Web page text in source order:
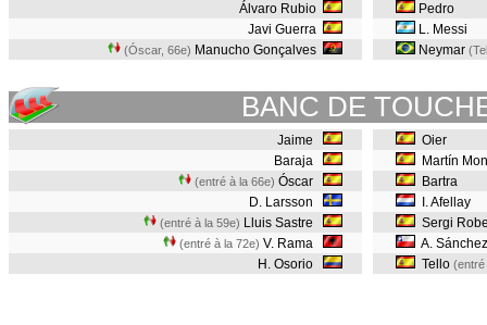
Álvaro Rubio
Javi Guerra
(Óscar, 66e) Manucho Gonçalves
Pedro
L. Messi
Neymar
BANC DE
Jaime
Baraja
(entré à la 66e) Óscar
D. Larsson
(entré à la 59e) Lluis Sastre
(entré à la 72e) V. Rama
H. Osorio
Oier
Martín
Bartra
I. Afellay
Sergi
A.
Tello (entré